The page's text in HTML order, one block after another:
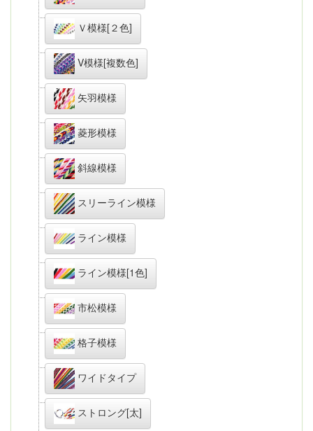
Ｖ模様[２色]
V模様[複数色]
矢羽模様
菱形模様
斜線模様
スリーライン模様
ライン模様
ライン模様[1色]
市松模様
格子模様
ワイドタイプ
ストロング[太]